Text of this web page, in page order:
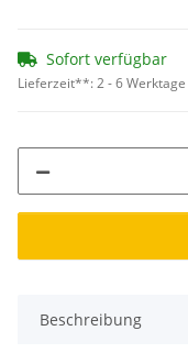
Sofort verfügbar
Lieferzeit**:2 - 6 Werktage
Beschreibung